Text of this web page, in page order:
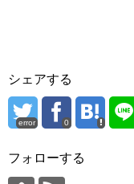
シェアする
error 0
フォローする